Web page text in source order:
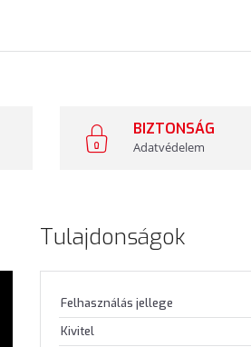
BIZTONSÁG
Adatvédelem
Tulajdonságok
Felhasználás jellege
Kivitel